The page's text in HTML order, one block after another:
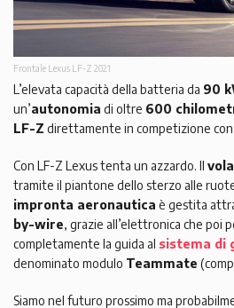
Frontale Lexus LF-Z 2021
L’elevata capacità della batteria da 90
un’autonomia di oltre 600
LF-Z direttamente in competizione con
Con LF-Z Lexus tenta un azzardo. Il
tramite il piantone dello sterzo alle
impronta aeronautica è gestita
by-wire, grazie all’elettronica che poi
completamente la guida al sistema di
denominato modulo Teammate
Siamo nel futuro prossimo ma